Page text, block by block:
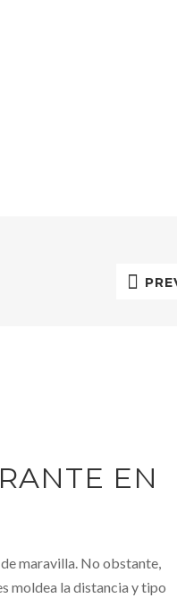
EN
maravilla. No obstante,
moldea la distancia y tipo